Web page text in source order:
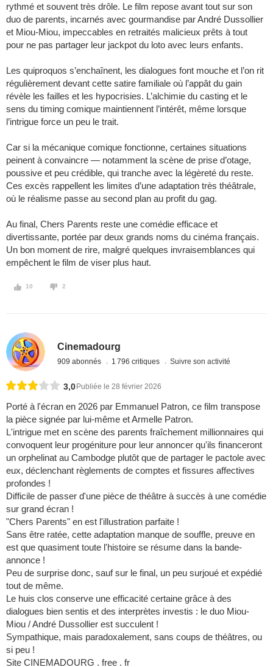
rythmé et souvent très drôle. Le film repose avant tout sur son
duo de parents, incarnés avec gourmandise par André Dussollier
et Miou-Miou, impeccables en retraités malicieux prêts à tout
pour ne pas partager leur jackpot du loto avec leurs enfants.
Les quiproquos s’enchaînent, les dialogues font mouche et l’on rit
régulièrement devant cette satire familiale où l’appât du gain
révèle les failles et les hypocrisies. L’alchimie du casting et le
sens du timing comique maintiennent l’intérêt, même lorsque
l’intrigue force un peu le trait.
Car si la mécanique comique fonctionne, certaines situations
peinent à convaincre — notamment la scène de prise d’otage,
poussive et peu crédible, qui tranche avec la légèreté du reste.
Ces excès rappellent les limites d’une adaptation très théâtrale,
où le réalisme passe au second plan au profit du gag.
Au final, Chers Parents reste une comédie efficace et
divertissante, portée par deux grands noms du cinéma français.
Un bon moment de rire, malgré quelques invraisemblances qui
empêchent le film de viser plus haut.
10 2
Cinemadourg
909 abonnés 1 796 critiques Suivre son activité
3,0 Publiée le 28 février 2026
Porté à l'écran en 2026 par Emmanuel Patron, ce film transpose
la pièce signée par lui-même et Armelle Patron.
L'intrigue met en scène des parents fraîchement millionnaires qui
convoquent leur progéniture pour leur annoncer qu'ils financeront
un orphelinat au Cambodge plutôt que de partager le pactole avec
eux, déclenchant règlements de comptes et fissures affectives
profondes !
Difficile de passer d'une pièce de théâtre à succès à une comédie
sur grand écran !
"Chers Parents" en est l'illustration parfaite !
Sans être ratée, cette adaptation manque de souffle, preuve en
est que quasiment toute l'histoire se résume dans la bande-
annonce !
Peu de surprise donc, sauf sur le final, un peu surjoué et expédié
tout de même.
Le huis clos conserve une efficacité certaine grâce à des
dialogues bien sentis et des interprètes investis : le duo Miou-
Miou / André Dussollier est succulent !
Sympathique, mais paradoxalement, sans coups de théâtres, ou
si peu !
Site CINEMADOURG . free . fr